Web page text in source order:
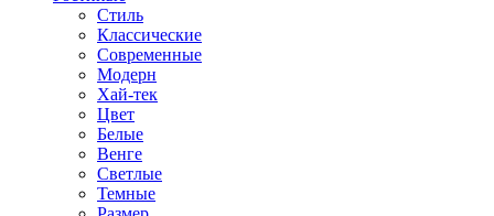
Стиль
Классические
Современные
Модерн
Хай-тек
Цвет
Белые
Венге
Светлые
Темные